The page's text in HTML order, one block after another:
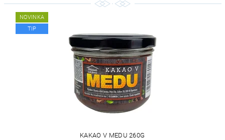
NOVINKA
TIP
KAKAO V MEDU 260G